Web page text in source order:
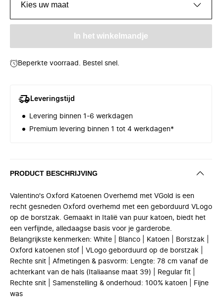
Kies uw maat
In het winkelmandje
Beperkte voorraad. Bestel snel.
Leveringstijd
Levering binnen 1-6 werkdagen
Premium levering binnen 1 tot 4 werkdagen*
PRODUCT BESCHRIJVING
Valentino's Oxford Katoenen Overhemd met VGold is een
recht gesneden Oxford overhemd met een geborduurd VLogo
op de borstzak. Gemaakt in Italië van puur katoen, biedt het
een verfijnde, alledaagse basis voor je garderobe.
Belangrijkste kenmerken: White | Blanco | Katoen | Borstzak |
Oxford katoenen stof | VLogo geborduurd op de borstzak |
Rechte snit | Afmetingen & pasvorm: Lengte: 78 cm vanaf de
achterkant van de hals (Italiaanse maat 39) | Regular fit |
Rechte snit | Samenstelling & onderhoud: 100% katoen | Fijne
was